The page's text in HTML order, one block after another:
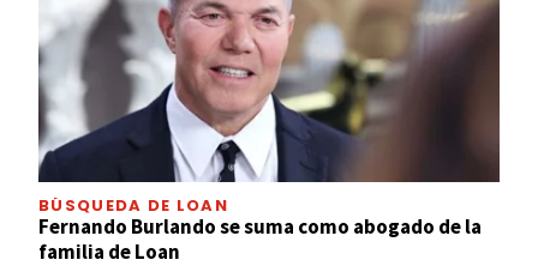
BÚSQUEDA DE LOAN
Fernando Burlando se suma como abogado de la
familia de Loan